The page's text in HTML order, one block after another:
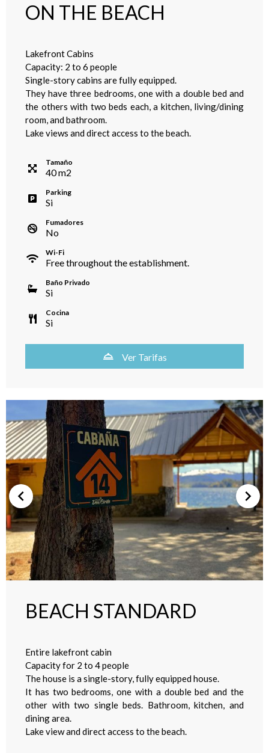
ON THE BEACH
Lakefront Cabins
Capacity: 2 to 6 people
Single-story cabins are fully equipped.
They have three bedrooms, one with a double bed and
the others with two beds each, a kitchen, living/dining
room, and bathroom.
Lake views and direct access to the beach.
Tamaño
40m2
Parking
Si
Fumadores
No
Wi-Fi
Free throughout the establishment.
Baño Privado
Si
Cocina
Si
Ver Tarifas
BEACH STANDARD
Entire lakefront cabin
Capacity for 2 to 4 people
The house is a single-story, fully equipped house.
It has two bedrooms, one with a double bed and the
other with two single beds. Bathroom, kitchen, and
dining area.
Lake view and direct access to the beach.